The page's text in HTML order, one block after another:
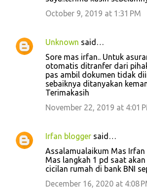
October 9, 2019 at 1:31 PM
Unknown said…
Sore mas irfan.. Untuk
otomatis ditranfer dari
pas ambil dokumen tidak
sebaiknya ditanyakan
Terimakasih
November 22, 2019 at 4:01
Irfan blogger said…
Assalamualaikum Mas Irfan
Mas langkah 1 pd saat
cicilan rumah di bank BNI
December 16, 2020 at 4:08